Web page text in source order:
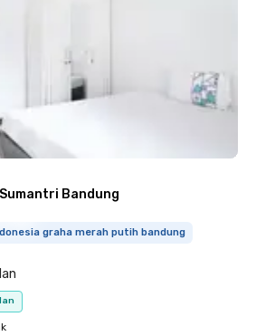
Bandung
graha merah putih bandung